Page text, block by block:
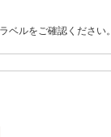
ルをご確認ください。